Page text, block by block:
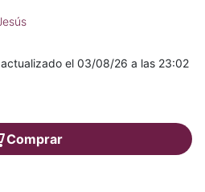
actualizado el 03/08/26 a las 23:02
Comprar